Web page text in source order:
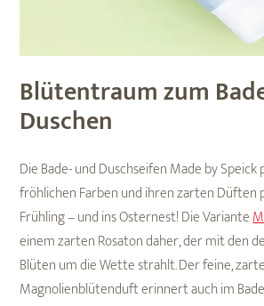
Blütentraum zum
Duschen
Die Bade- und Duschseifen Made by
fröhlichen Farben und ihren zarten Düften
Frühling – und ins Osternest! Die Variante
einem zarten Rosaton daher, der mit den
Blüten um die Wette strahlt. Der feine, zarte
Magnolienblütenduft erinnert auch im